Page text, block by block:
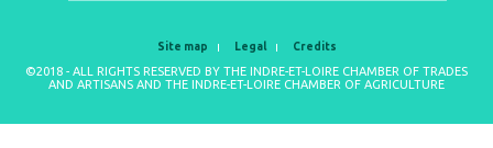
Site map Legal Credits
©2018 - ALL RIGHTS RESERVED BY THE INDRE-ET-LOIRE CHAMBER OF TRADES
AND ARTISANS AND THE INDRE-ET-LOIRE CHAMBER OF AGRICULTURE